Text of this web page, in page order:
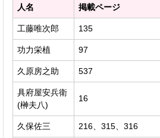
人名
掲載ページ
工藤唯次郎 135
功力栄植 97
久原房之助 537
具府屋安兵衛
(榊夫八)
16
久保佐三 216、315、316